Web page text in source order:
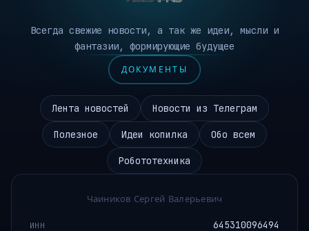
Всегда свежие новости, а так же идеи, мысли и
фантазии, формирующие будущее
ДОКУМЕНТЫ
Лента новостей Новости из Телеграм
Полезное Идеи копилка Обо всем
Робототехника
Чаиников Сергей Валерьевич
ИНН 645310096494